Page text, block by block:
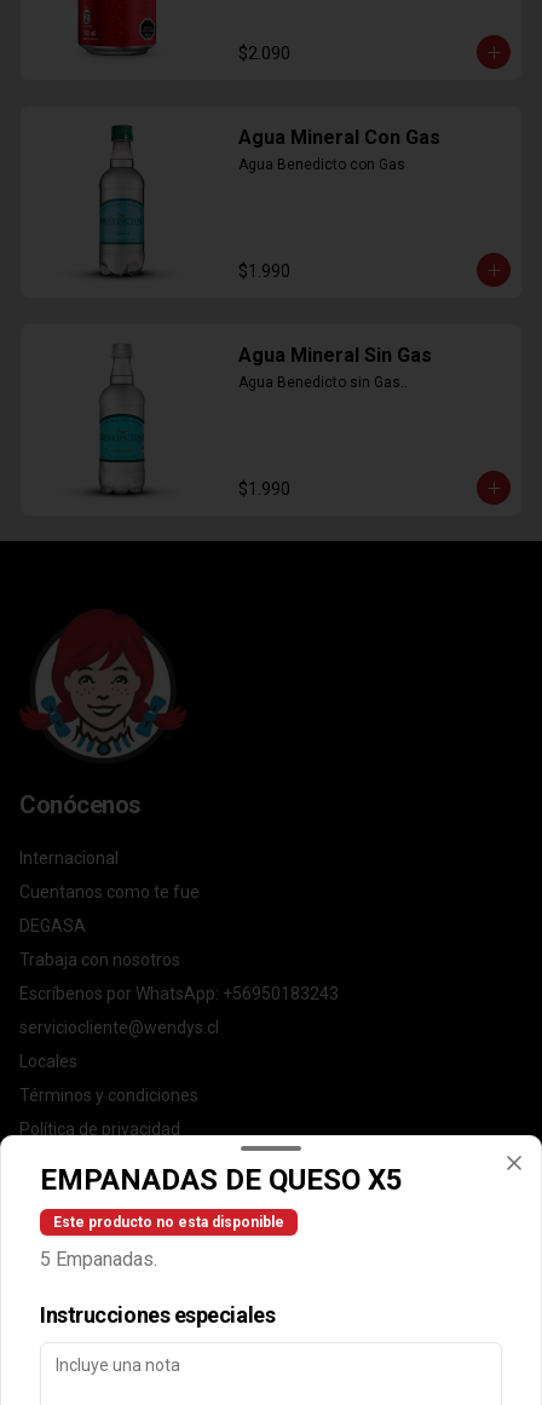
$2.090
Agua Mineral Con Gas
Agua Benedicto con Gas
$1.990
Agua Mineral Sin Gas
Agua Benedicto sin Gas..
$1.990
Conócenos
Internacional
Cuentanos como te fue
DEGASA
Trabaja con nosotros
Escríbenos por WhatsApp: +56950183243
serviciocliente@wendys.cl
Locales
Términos y condiciones
Política de privacidad
Redes sociales
Instagram
Facebook
Mi cuenta
EMPANADAS DE QUESO X5
Este producto no esta disponible
5 Empanadas.
Instrucciones especiales